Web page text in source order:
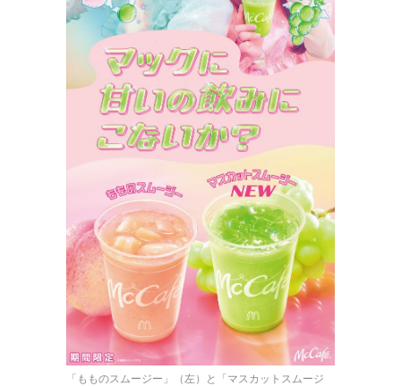
「もものスムージー」（左）と「マスカットスムージ